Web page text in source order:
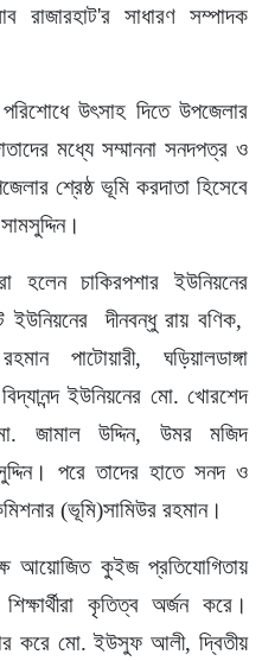
রাজারহাট'র সাধারণ সম্পাদক
উৎসাহ দিতে উপজেলার
মধ্যে সম্মাননা সনদপত্র ও
শ্রেষ্ঠ ভূমি করদাতা হিসেবে
হলেন চাকিরপশার ইউনিয়নের
ইউনিয়নের দীনবন্ধু রায় বণিক,
পাটোয়ারী, ঘড়িয়ালডাঙ্গা
ইউনিয়নের মো. খোরশেদ
জামাল উদ্দিন, উমর মজিদ
পরে তাদের হাতে সনদ ও
(ভূমি)সামিউর রহমান।
আয়োজিত কুইজ প্রতিযোগিতায়
কৃতিত্ব অর্জন করে।
করে মো. ইউসুফ আলী, দ্বিতীয়